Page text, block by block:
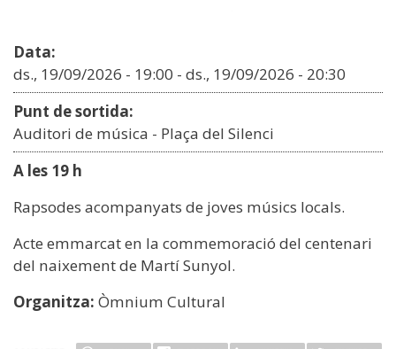
Data:
ds., 19/09/2026 - 19:00 - ds., 19/09/2026 - 20:30
Punt de sortida:
Auditori de música - Plaça del Silenci
A les 19 h
Rapsodes acompanyats de joves músics locals.
Acte emmarcat en la commemoració del centenari
del naixement de Martí Sunyol.
Organitza: Òmnium Cultural